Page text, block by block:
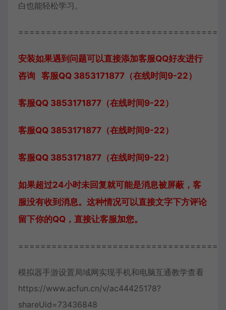
白也能轻松学习。
安装如果遇到问题可以直接添加客服QQ好友进行
咨询 客服QQ 3853171877（在线时间9-22）
客服QQ 3853171877（在线时间9-22）
客服QQ 3853171877（在线时间9-22）
客服QQ 3853171877（在线时间9-22）
如果超过24小时未回复就可能是消息被屏蔽，客
服没有收到消息。这种情况可以直接文字下方评论
留下你的QQ，直接让客服加您。
模拟器手游设置局域网实现手机和电脑互通教学查看
https://www.acfun.cn/v/ac44425178?
shareUid=73436848